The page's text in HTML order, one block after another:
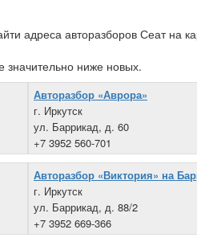
авторазборов Сеат на
значительно ниже новых.
Авторазбор «Аврора»
г. Иркутск
ул. Баррикад, д. 60
+7 3952 560-701
Авторазбор «Виктория» на
г. Иркутск
ул. Баррикад, д. 88/2
+7 3952 669-366